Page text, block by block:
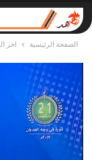
الصفحة الرئيسية اخر